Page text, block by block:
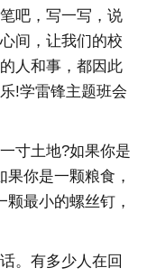
吧，写一写，说
间，让我们的校
人和事，都因此
!学雷锋主题班会
寸土地?如果你是
你是一颗粮食，
最小的螺丝钉，
。有多少人在回